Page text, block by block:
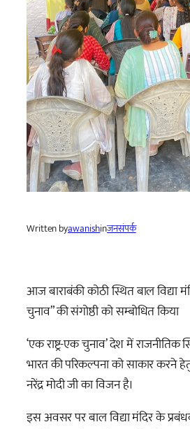
Written byawanishinजनसंपर्क
आज बाराबंकी कोठी स्थित बाल विद्या
चुनाव” की संगोष्ठी को सम्बोधित किया
‘एक राष्ट्र-एक चुनाव’ देश में
भारत की परिकल्पना को साकार करने हेतु
नरेंद्र मोदी जी का विजन है।
इस अवसर पर बाल विद्या मंदिर के